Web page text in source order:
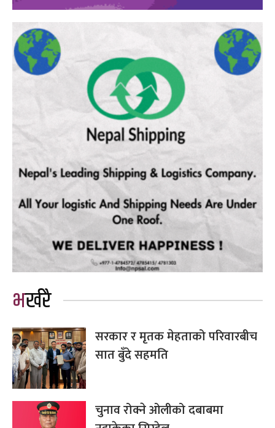
भर्खरै
सरकार र मृतक मेहताको परिवारबीच
सात बुँदे सहमति
चुनाव रोक्ने ओलीको दबाबमा